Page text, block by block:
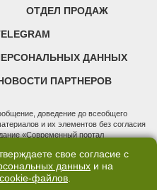
ОТДЕЛ ПРОДАЖ
ДАННЫХ
ПАРТНЕРОВ
доведение до всеобщего
и их элементов без согласия
«Современный портал
и массовых коммуникаций
ЭЛ № ФС 77 - 76634 от 02.09.2019
"66.ру". Юридический
свое согласие с
данных и на
cookie-файлов.